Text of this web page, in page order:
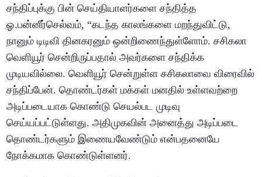
சந்திப்புக்கு பின் செய்தியாளர்களை சந்தித்த
ஓ.பன்னீர்செல்வம், “கடந்த காலங்களை மறந்துவிட்டு,
நானும் டிடிவி தினகரனும் ஒன்றிணைந்துள்ளோம். சசிகலா
வெளியூர் சென்றிருப்பதால் அவர்களை சந்திக்க
முடியவில்லை. வெளியூர் சென்றுள்ள சசிகலாவை விரைவில்
சந்திப்பேன். தொண்டர்கள் மக்கள் மனதில் உள்ளவற்றை
அடிப்படையாக கொண்டு செயல்பட முடிவு
செய்யப்பட்டுள்ளது. அதிமுகவின் அனைத்து அடிப்படை
தொண்டர்களும் இணையவேண்டும் என்பதனையே
நோக்கமாக கொண்டுள்ளனர்.